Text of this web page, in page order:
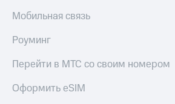
Мобильная связь
Роуминг
Перейти в МТС со своим номером
Оформить eSIM